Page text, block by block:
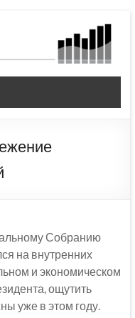
Собранию
на внутренних
и экономическом
ощутить
уже в этом году.